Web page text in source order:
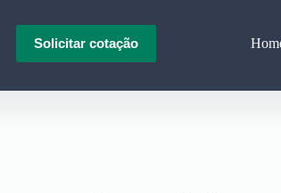
Solicitar cotação